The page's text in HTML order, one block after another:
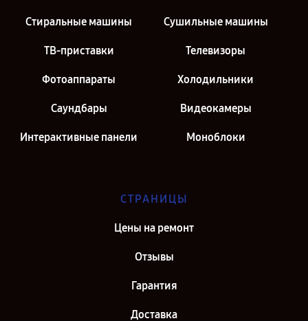
Стиральные машины Сушильные машины
ТВ-приставки Телевизоры
Фотоаппараты Холодильники
Саундбары Видеокамеры
Интерактивные панели Моноблоки
СТРАНИЦЫ
Цены на ремонт
Отзывы
Гарантия
Доставка